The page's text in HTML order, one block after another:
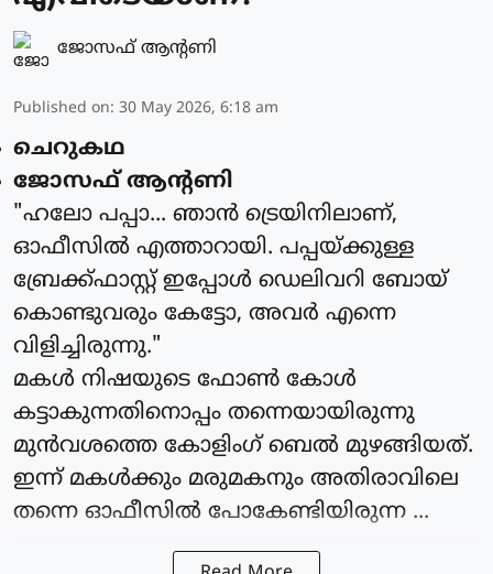
ജോസഫ് ആന്റണി
Published on: 30 May 2026, 6:18 am
ചെറുകഥ
ജോസഫ് ആന്റണി
"ഹലോ പപ്പാ... ഞാൻ ട്രെയിനിലാണ്,
ഓഫീസിൽ എത്താറായി. പപ്പയ്ക്കുള്ള
ബ്രേക്ക്ഫാസ്റ്റ് ഇപ്പോൾ ഡെലിവറി ബോയ്
കൊണ്ടുവരും കേട്ടോ, അവർ എന്നെ
വിളിച്ചിരുന്നു."
മകൾ നിഷയുടെ ഫോൺ കോൾ
കട്ടാകുന്നതിനൊപ്പം തന്നെയായിരുന്നു
മുൻവശത്തെ കോളിംഗ് ബെൽ മുഴങ്ങിയത്.
ഇന്ന് മകൾക്കും മരുമകനും അതിരാവിലെ
തന്നെ ഓഫീസിൽ പോകേണ്ടിയിരുന്ന ...